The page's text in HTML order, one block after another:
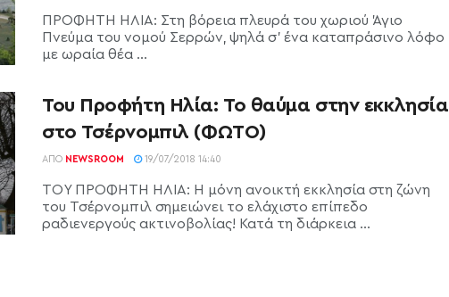
ΠΡΟΦΗΤΗ ΗΛΙΑ: Στη βόρεια πλευρά του χωριού Άγιο
Πνεύμα του νομού Σερρών, ψηλά σ’ ένα καταπράσινο λόφο
με ωραία θέα ...
Του Προφήτη Ηλία: Το θαύμα στην εκκλησία
στο Τσέρνομπιλ (ΦΩΤΟ)
ΑΠΌ NEWSROOM 19/07/2018 14:40
ΤΟΥ ΠΡΟΦΗΤΗ ΗΛΙΑ: Η μόνη ανοικτή εκκλησία στη ζώνη
του Τσέρνομπιλ σημειώνει το ελάχιστο επίπεδο
ραδιενεργούς ακτινοβολίας! Κατά τη διάρκεια ...